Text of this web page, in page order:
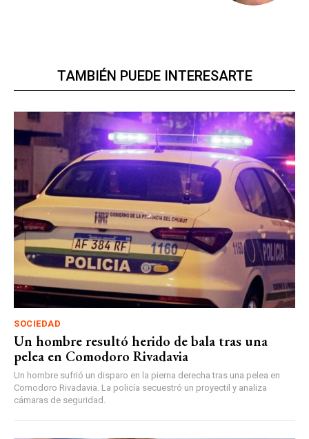
TAMBIÉN PUEDE INTERESARTE
SOCIEDAD
Un hombre resultó herido de bala tras una
pelea en Comodoro Rivadavia
Un hombre sufrió un disparo en la pierna derecha tras una pelea en
Comodoro Rivadavia. La policía secuestró un proyectil y analiza
cámaras de seguridad.